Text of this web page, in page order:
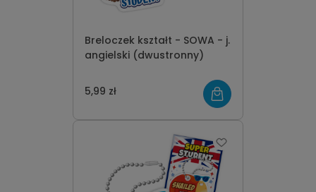
Breloczek kształt - SOWA - j.
angielski (dwustronny)
5,99 zł